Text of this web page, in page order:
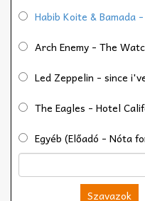
Habib Koite & Bamada
Arch Enemy - The
Led Zeppelin - since
The Eagles - Hotel
Egyéb (Előadó - Nóta
Szavazok